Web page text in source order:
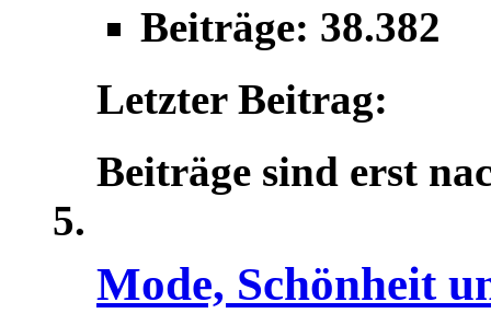
Beiträge: 38.382
Letzter Beitrag:
Beiträge sind erst
Mode, Schönheit